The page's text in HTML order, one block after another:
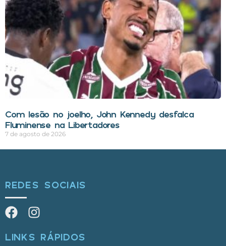
Com lesão no joelho, John Kennedy desfalca
Fluminense na Libertadores
7 de agosto de 2026
REDES SOCIAIS
LINKS RÁPIDOS